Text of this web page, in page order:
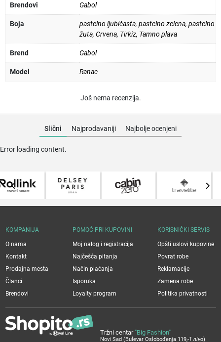
Brendovi Gabol
Boja pastelno ljubičasta, pastelno zelena, pastelno
žuta, Crvena, Tirkiz, Tamno plava
Brend Gabol
Model Ranac
Još nema recenzija.
Slični Najprodavaniji Najbolje ocenjeni
Error loading content.
Tržni centar "Big Fashion"
Novi Sad (Bulevar Oslobođenja 119,-1 nivo)
KOMPANIJA
O nama
Kontakt
Prodajna mesta
Članci
Brendovi
POMOĆ PRI KUPOVINI
Moj nalog i registracija
Najčešća pitanja
Način plaćanja
Isporuka
Loyalty program
KORISNIČKI SERVIS
Opšti uslovi kupovine
Povrat robe
Reklamacije
Zamena robe
Politika privatnosti